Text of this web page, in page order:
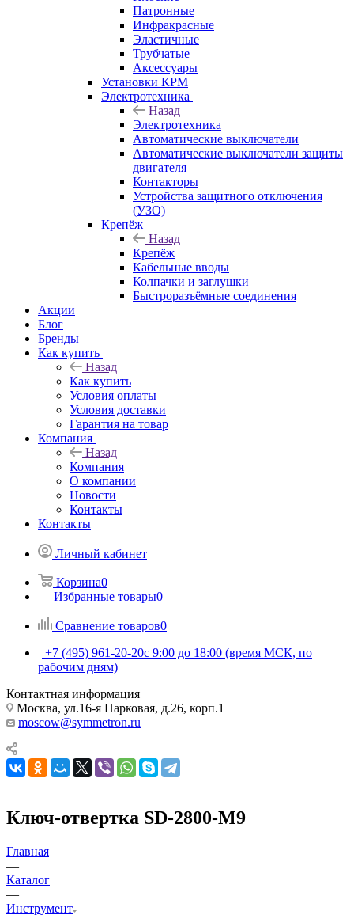
Патронные
Инфракрасные
Эластичные
Трубчатые
Аксессуары
Установки КРМ
Электротехника
Назад
Электротехника
Автоматические выключатели
Автоматические выключатели защиты
двигателя
Контакторы
Устройства защитного отключения
(УЗО)
Крепёж
Назад
Крепёж
Кабельные вводы
Колпачки и заглушки
Быстроразъёмные соединения
Акции
Блог
Бренды
Как купить
Назад
Как купить
Условия оплаты
Условия доставки
Гарантия на товар
Компания
Назад
Компания
О компании
Новости
Контакты
Контакты
Личный кабинет
Корзина0
Избранные товары0
Сравнение товаров0
+7 (495) 961-20-20с 9:00 до 18:00 (время МСК, по
рабочим дням)
Контактная информация
Москва, ул.16-я Парковая, д.26, корп.1
moscow@symmetron.ru
Ключ-отвертка SD-2800-M9
Главная
—
Каталог
—
Инструмент